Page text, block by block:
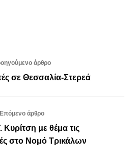
άρθρο
σε Θεσσαλία-Στερεά
Επόμενο άρθρο
Κυρίτση με θέμα τις
στο Νομό Τρικάλων